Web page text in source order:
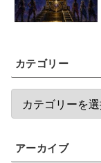
カテゴリー
アーカイブ